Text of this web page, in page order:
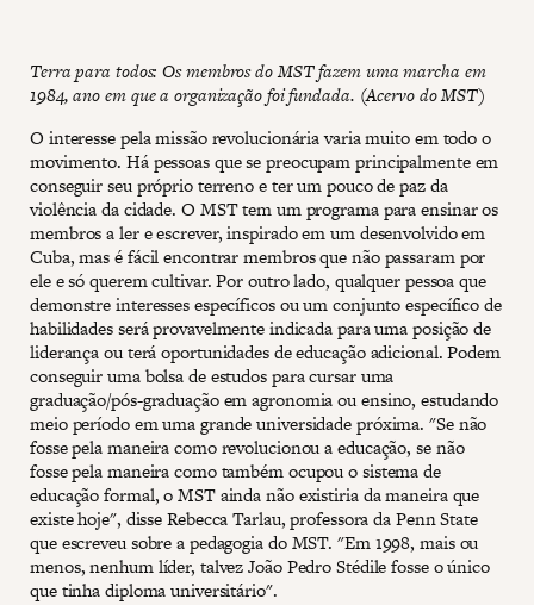
Terra para todos: Os membros do MST fazem uma marcha em
1984, ano em que a organização foi fundada. (Acervo do MST)
O interesse pela missão revolucionária varia muito em todo o
movimento. Há pessoas que se preocupam principalmente em
conseguir seu próprio terreno e ter um pouco de paz da
violência da cidade. O MST tem um programa para ensinar os
membros a ler e escrever, inspirado em um desenvolvido em
Cuba, mas é fácil encontrar membros que não passaram por
ele e só querem cultivar. Por outro lado, qualquer pessoa que
demonstre interesses específicos ou um conjunto específico de
habilidades será provavelmente indicada para uma posição de
liderança ou terá oportunidades de educação adicional. Podem
conseguir uma bolsa de estudos para cursar uma
graduação/pós-graduação em agronomia ou ensino, estudando
meio período em uma grande universidade próxima. "Se não
fosse pela maneira como revolucionou a educação, se não
fosse pela maneira como também ocupou o sistema de
educação formal, o MST ainda não existiria da maneira que
existe hoje", disse Rebecca Tarlau, professora da Penn State
que escreveu sobre a pedagogia do MST. "Em 1998, mais ou
menos, nenhum líder, talvez João Pedro Stédile fosse o único
que tinha diploma universitário".